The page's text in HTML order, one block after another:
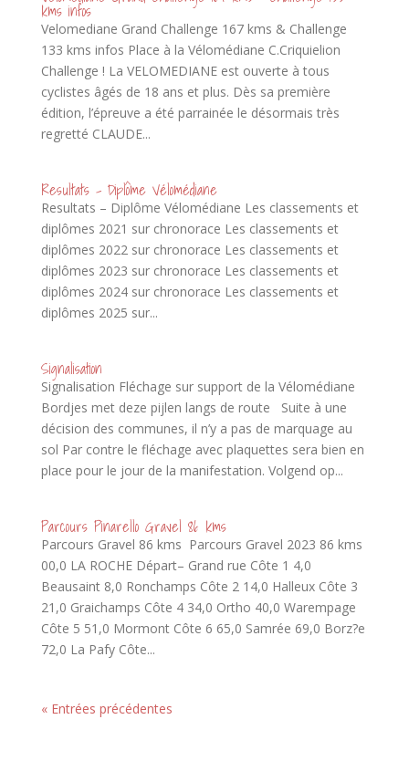
kms infos
Velomediane Grand Challenge 167 kms & Challenge
133 kms infos Place à la Vélomédiane C.Criquielion
Challenge ! La VELOMEDIANE est ouverte à tous
cyclistes âgés de 18 ans et plus. Dès sa première
édition, l’épreuve a été parrainée le désormais très
regretté CLAUDE...
Resultats – Diplôme Vélomédiane
Resultats – Diplôme Vélomédiane Les classements et
diplômes 2021 sur chronorace Les classements et
diplômes 2022 sur chronorace Les classements et
diplômes 2023 sur chronorace Les classements et
diplômes 2024 sur chronorace Les classements et
diplômes 2025 sur...
Signalisation
Signalisation Fléchage sur support de la Vélomédiane
Bordjes met deze pijlen langs de route Suite à une
décision des communes, il n’y a pas de marquage au
sol Par contre le fléchage avec plaquettes sera bien en
place pour le jour de la manifestation. Volgend op...
Parcours Pinarello Gravel 86 kms
Parcours Gravel 86 kms Parcours Gravel 2023 86 kms
00,0 LA ROCHE Départ– Grand rue Côte 1 4,0
Beausaint 8,0 Ronchamps Côte 2 14,0 Halleux Côte 3
21,0 Graichamps Côte 4 34,0 Ortho 40,0 Warempage
Côte 5 51,0 Mormont Côte 6 65,0 Samrée 69,0 Borz?e
72,0 La Pafy Côte...
« Entrées précédentes